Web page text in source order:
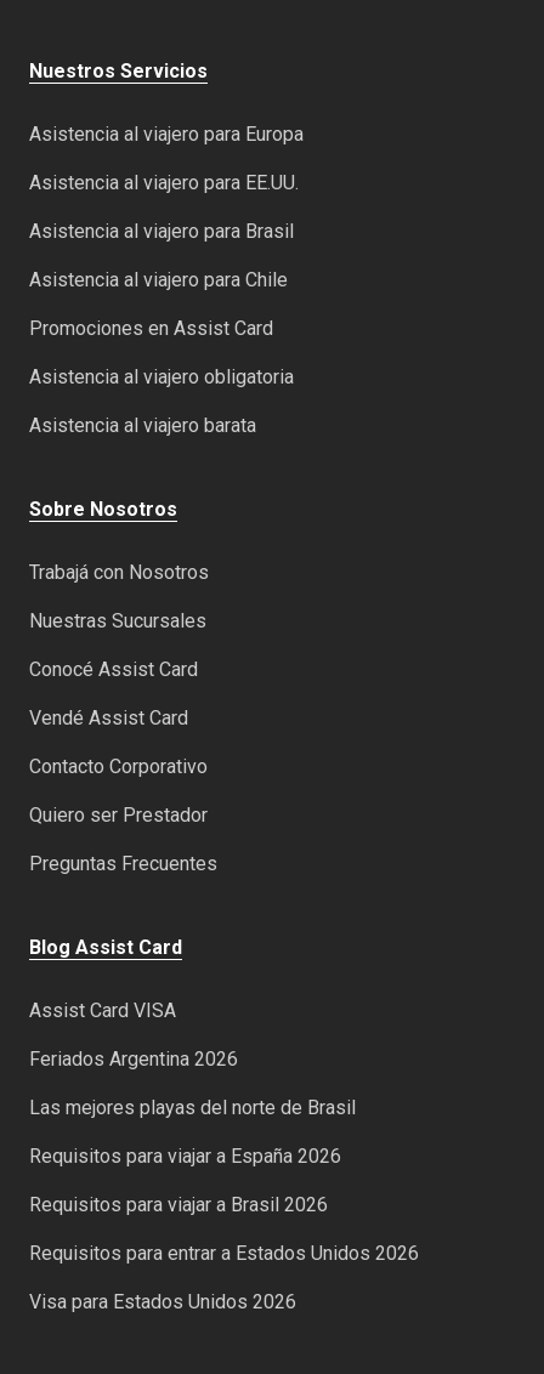
Nuestros Servicios
Asistencia al viajero para Europa
Asistencia al viajero para EE.UU.
Asistencia al viajero para Brasil
Asistencia al viajero para Chile
Promociones en Assist Card
Asistencia al viajero obligatoria
Asistencia al viajero barata
Sobre Nosotros
Trabajá con Nosotros
Nuestras Sucursales
Conocé Assist Card
Vendé Assist Card
Contacto Corporativo
Quiero ser Prestador
Preguntas Frecuentes
Blog Assist Card
Assist Card VISA
Feriados Argentina 2026
Las mejores playas del norte de Brasil
Requisitos para viajar a España 2026
Requisitos para viajar a Brasil 2026
Requisitos para entrar a Estados Unidos 2026
Visa para Estados Unidos 2026